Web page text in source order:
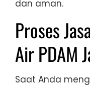
dan aman.
Proses
Air PDAM
Saat Anda